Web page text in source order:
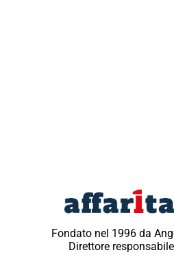
Fondato nel 1996 da
Direttore